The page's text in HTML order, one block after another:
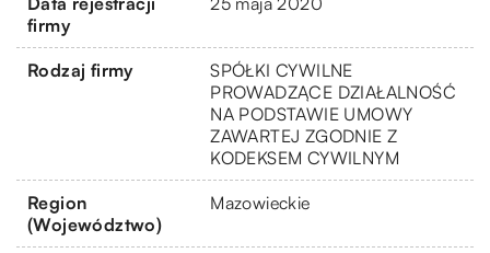
firmy
Rodzaj firmy
SPÓŁKI CYWILNE
PROWADZĄCE DZIAŁALNOŚĆ
NA PODSTAWIE UMOWY
ZAWARTEJ ZGODNIE Z
KODEKSEM CYWILNYM
Region
(Województwo)
Mazowieckie